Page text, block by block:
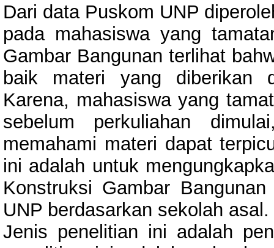
Dari data Puskom UNP
pada mahasiswa yang
Gambar Bangunan terlihat
baik materi yang diberikan
Karena, mahasiswa yang
sebelum perkuliahan
memahami materi dapat
ini adalah untuk
Konstruksi Gambar
UNP berdasarkan sekolah asal.
Jenis penelitian ini adalah